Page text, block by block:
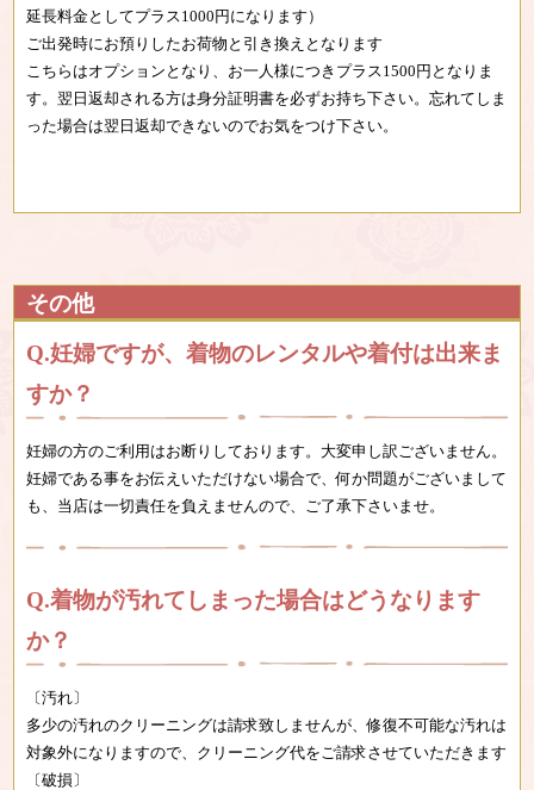
延長料金としてプラス1000円になります）
ご出発時にお預りしたお荷物と引き換えとなります
こちらはオプションとなり、お一人様につきプラス1500円となりま
す。翌日返却される方は身分証明書を必ずお持ち下さい。忘れてしま
った場合は翌日返却できないのでお気をつけ下さい。
その他
妊婦ですが、着物のレンタルや着付は出来ま
すか？
妊婦の方のご利用はお断りしております。大変申し訳ございません。
妊婦である事をお伝えいただけない場合で、何か問題がございまして
も、当店は一切責任を負えませんので、ご了承下さいませ。
着物が汚れてしまった場合はどうなります
か？
〔汚れ〕
多少の汚れのクリーニングは請求致しませんが、修復不可能な汚れは
対象外になりますので、 クリーニング代をご請求させていただきます
〔破損〕